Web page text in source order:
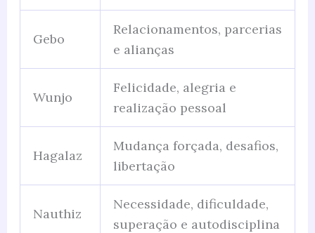
Gebo
Relacionamentos, parcerias
e alianças
Wunjo
Felicidade, alegria e
realização pessoal
Hagalaz
Mudança forçada, desafios,
libertação
Nauthiz
Necessidade, dificuldade,
superação e autodisciplina